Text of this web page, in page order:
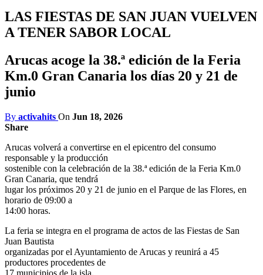
LAS FIESTAS DE SAN JUAN VUELVEN
A TENER SABOR LOCAL
Arucas acoge la 38.ª edición de la Feria
Km.0 Gran Canaria los días 20 y 21 de
junio
By activahits On Jun 18, 2026
Share
Arucas volverá a convertirse en el epicentro del consumo
responsable y la producción
sostenible con la celebración de la 38.ª edición de la Feria Km.0
Gran Canaria, que tendrá
lugar los próximos 20 y 21 de junio en el Parque de las Flores, en
horario de 09:00 a
14:00 horas.
La feria se integra en el programa de actos de las Fiestas de San
Juan Bautista
organizadas por el Ayuntamiento de Arucas y reunirá a 45
productores procedentes de
17 municipios de la isla.